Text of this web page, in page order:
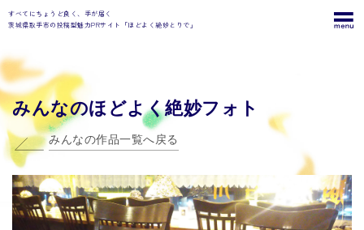
すべてにちょうど良く、手が届く
茨城県取手市の投稿型魅力PRサイト「ほどよく絶妙とりで」
みんなのほどよく絶妙フォト
みんなの作品一覧へ戻る